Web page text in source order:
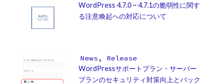
WordPress 4.7.0 ~ 4.7.1の脆弱性に関す
る注意喚起への対応について
News , Release
WordPressサポートプラン・サーバー
プランのセキュリティ対策向上とバック